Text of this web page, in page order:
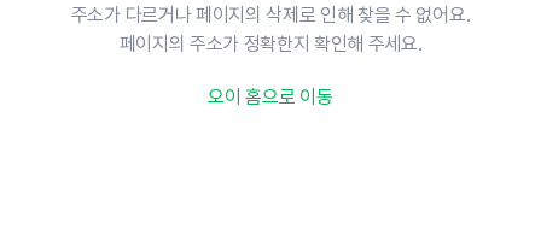
주소가 다르거나 페이지의 삭제로 인해 찾을 수 없어요.
페이지의 주소가 정확한지 확인해 주세요.
오이 홈으로 이동